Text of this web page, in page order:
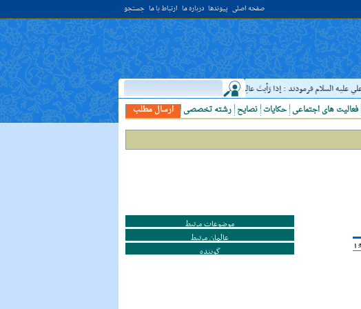
صفحه اصلی پیوندها درباره ما ارتباط با ما جستجو
السلام فرمودند : إذا رَأيتَ عالِما فَکُن لَهُ خادِما ؛ هرگاه دانشمندى ديدى، به او خدمت کن. ( غررالحکم ح ۴۰۴۴ )
ارسال مطلب
رشته تخصصی نصایح حکایات فعالیت های اجتماعی
موضوعات مرتبط
عالمان مرتبط
گوینده